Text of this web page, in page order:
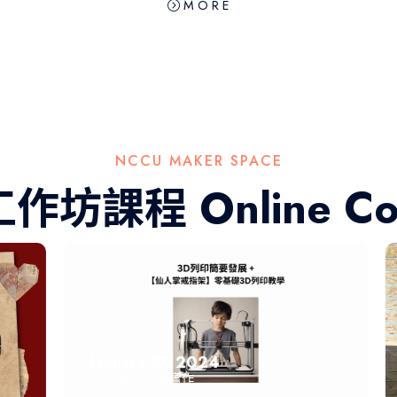
M O R E
NCCU MAKER SPACE
作坊課程 Online
January 17, 2024
3D列印入門與實作